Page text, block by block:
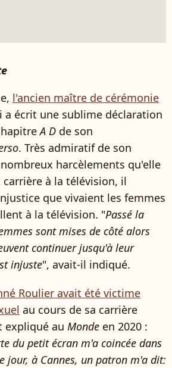
l'ancien maître de cérémonie
a écrit une sublime déclaration
A D de son
. Très admiratif de son
harcèlements qu'elle
carrière à la télévision, il
que vivaient les femmes
à la télévision. "Passé la
sont mises de côté alors
continuer jusqu'à leur
injuste", avait-il indiqué.
Roulier avait été victime
au cours de sa carrière
expliqué au Monde en 2020 :
du petit écran m'a coincée dans
jour, à Cannes, un patron m'a dit: